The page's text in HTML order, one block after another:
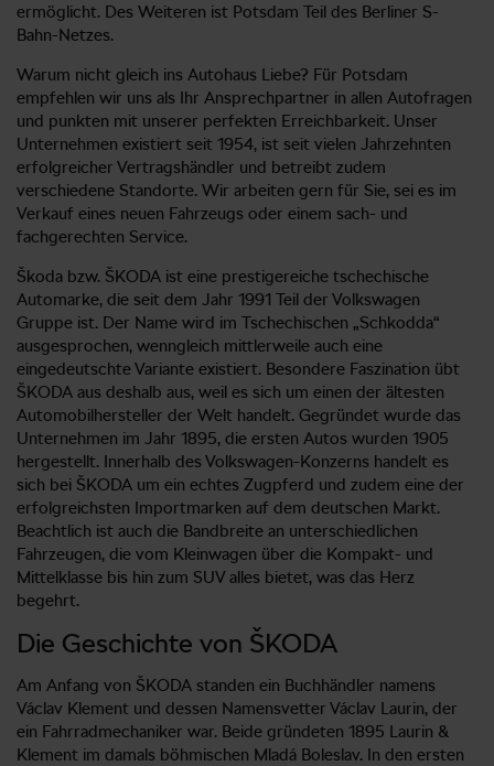
ermöglicht. Des Weiteren ist Potsdam Teil des Berliner S-
Bahn-Netzes.
Warum nicht gleich ins Autohaus Liebe? Für Potsdam
empfehlen wir uns als Ihr Ansprechpartner in allen Autofragen
und punkten mit unserer perfekten Erreichbarkeit. Unser
Unternehmen existiert seit 1954, ist seit vielen Jahrzehnten
erfolgreicher Vertragshändler und betreibt zudem
verschiedene Standorte. Wir arbeiten gern für Sie, sei es im
Verkauf eines neuen Fahrzeugs oder einem sach- und
fachgerechten Service.
Škoda bzw. ŠKODA ist eine prestigereiche tschechische
Automarke, die seit dem Jahr 1991 Teil der Volkswagen
Gruppe ist. Der Name wird im Tschechischen „Schkodda“
ausgesprochen, wenngleich mittlerweile auch eine
eingedeutschte Variante existiert. Besondere Faszination übt
ŠKODA aus deshalb aus, weil es sich um einen der ältesten
Automobilhersteller der Welt handelt. Gegründet wurde das
Unternehmen im Jahr 1895, die ersten Autos wurden 1905
hergestellt. Innerhalb des Volkswagen-Konzerns handelt es
sich bei ŠKODA um ein echtes Zugpferd und zudem eine der
erfolgreichsten Importmarken auf dem deutschen Markt.
Beachtlich ist auch die Bandbreite an unterschiedlichen
Fahrzeugen, die vom Kleinwagen über die Kompakt- und
Mittelklasse bis hin zum SUV alles bietet, was das Herz
begehrt.
Die Geschichte von ŠKODA
Am Anfang von ŠKODA standen ein Buchhändler namens
Václav Klement und dessen Namensvetter Václav Laurin, der
ein Fahrradmechaniker war. Beide gründeten 1895 Laurin &
Klement im damals böhmischen Mladá Boleslav. In den ersten